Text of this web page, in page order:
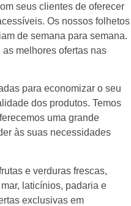
seus clientes de oferecer
Os nossos folhetos
de semana para semana.
melhores ofertas nas
para economizar o seu
dos produtos. Temos
uma grande
às suas necessidades
e verduras frescas,
laticínios, padaria e
exclusivas em